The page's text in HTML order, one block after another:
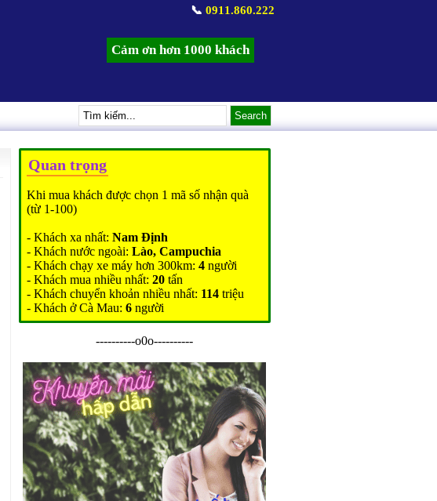
📞 0911.860.222
Cảm ơn hơn 1000 khách
Quan trọng
Khi mua khách được chọn 1 mã số nhận quà
(từ 1-100)
- Khách xa nhất: Nam Định
- Khách nước ngoài: Lào, Campuchia
- Khách chạy xe máy hơn 300km: 4 người
- Khách mua nhiều nhất: 20 tấn
- Khách chuyển khoản nhiều nhất: 114 triệu
- Khách ở Cà Mau: 6 người
----------o0o----------